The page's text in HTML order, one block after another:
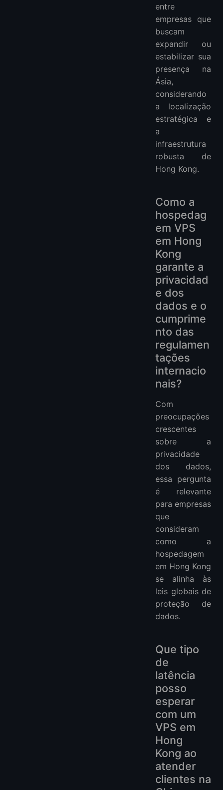
entre
empresas que
buscam
expandir ou
estabilizar sua
presença na
Ásia,
considerando
a localização
estratégica e
a
infraestrutura
robusta de
Hong Kong.
Como a
hospedag
em VPS
em Hong
Kong
garante a
privacidad
e dos
dados e o
cumprime
nto das
regulamen
tações
internacio
nais?
Com
preocupações
crescentes
sobre a
privacidade
dos dados,
essa pergunta
é relevante
para empresas
que
consideram
como a
hospedagem
em Hong Kong
se alinha às
leis globais de
proteção de
dados.
Que tipo
de
latência
posso
esperar
com um
VPS em
Hong
Kong ao
atender
clientes na